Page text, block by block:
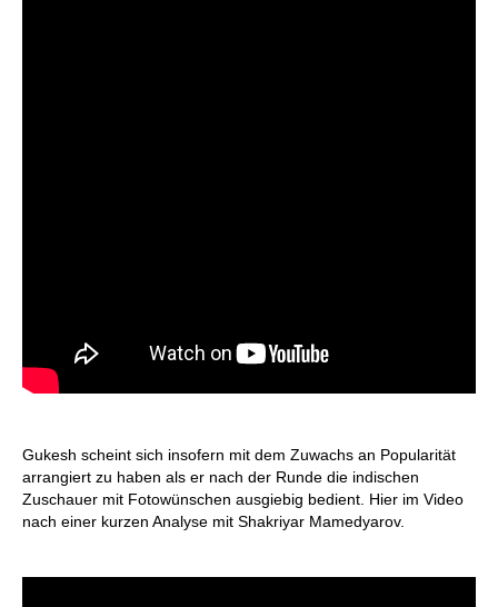
Gukesh scheint sich insofern mit dem Zuwachs an Popularität
arrangiert zu haben als er nach der Runde die indischen
Zuschauer mit Fotowünschen ausgiebig bedient. Hier im Video
nach einer kurzen Analyse mit Shakriyar Mamedyarov.